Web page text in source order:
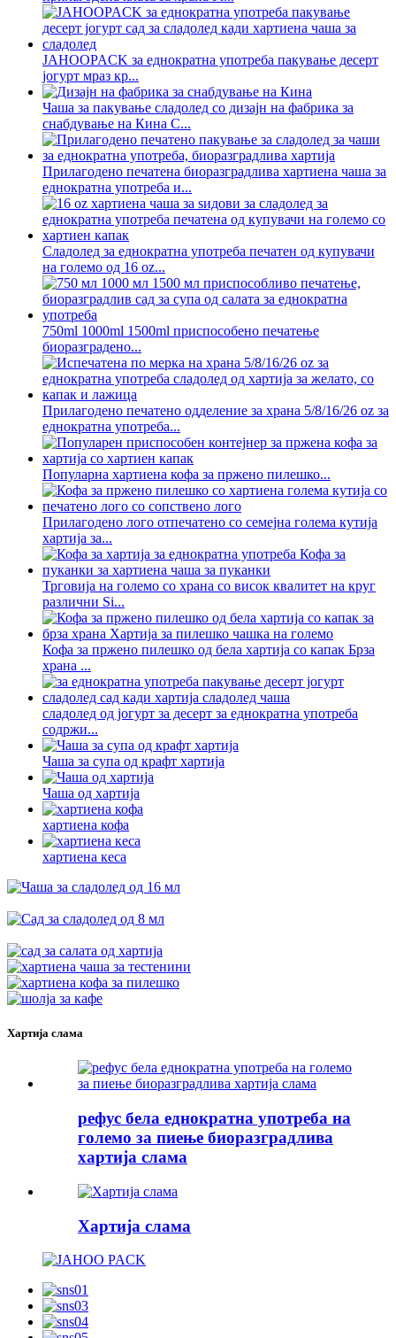
JAHOOPACK за еднократна употреба пакување десерт
јогурт мраз кр...
Чаша за пакување сладолед со дизајн на фабрика за
снабдување на Кина C...
Прилагодено печатена биоразградлива хартиена чаша за
еднократна употреба и...
Сладолед за еднократна употреба печатен од купувачи
на големо од 16 oz...
750ml 1000ml 1500ml приспособено печатење
биоразградено...
Прилагодено печатено одделение за храна 5/8/16/26 oz за
еднократна употреба...
Популарна хартиена кофа за пржено пилешко...
Прилагодено лого отпечатено со семејна голема кутија
хартија за...
Трговија на големо со храна со висок квалитет на круг
различни Si...
Кофа за пржено пилешко од бела хартија со капак Брза
храна ...
сладолед од јогурт за десерт за еднократна употреба
содржи...
Чаша за супа од крафт хартија
Чаша од хартија
хартиена кофа
хартиена кеса
Хартија слама
рефус бела еднократна употреба на
големо за пиење биоразградлива
хартија слама
Хартија слама